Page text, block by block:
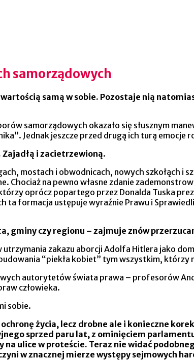
samorządowych
samą w sobie. Pozostaje nią
samorządowych okazało się słusznym
Jednak jeszcze przed drugą ich turą emocje
i zacietrzewioną.
mostach i obwodnicach, nowych szkołąch
Chociaż na pewno własne zdanie
oprócz popartego przez Donalda Tuska
formacja ustępuje wyraźnie Prawu i
gminy czy regionu – zajmuje znów
zakazu aborcji Adolfa Hitlera jako
“piekła kobiet” tym wszystkim, którzy
autorytetów świata prawa – profesorów
człowieka.
sobie.
życia, lecz drobne ale i konieczne
sprzed paru lat, z ominięciem
ulice w proteście. Teraz nie widać
w znacznej mierze występy sejmowych